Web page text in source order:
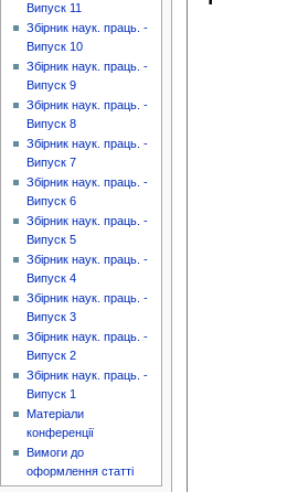
Випуск 11
Збірник наук. праць. -
Випуск 10
Збірник наук. праць. -
Випуск 9
Збірник наук. праць. -
Випуск 8
Збірник наук. праць. -
Випуск 7
Збірник наук. праць. -
Випуск 6
Збірник наук. праць. -
Випуск 5
Збірник наук. праць. -
Випуск 4
Збірник наук. праць. -
Випуск 3
Збірник наук. праць. -
Випуск 2
Збірник наук. праць. -
Випуск 1
Матеріали
конференції
Вимоги до
оформлення статті